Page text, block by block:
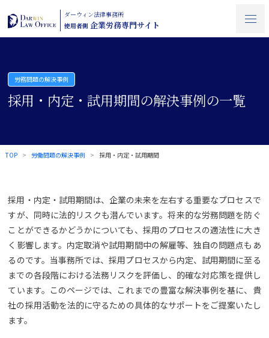
ダーウィン法律事務所
使用者側 企業労務専門サイト
労務問題の解決事例
採用・内定・試用期間の解決事例の一覧
TOP 労働問題の解決事例 採用・内定・試用期間
採用・内定・試用期間は、企業の未来を左右する重要なプロセスで
すが、同時に法的リスクも潜んでいます。将来的な労務問題を防ぐ
ことができるかどうかについても、採用のプロセスの適法性に大き
く影響します。内定取消や試用期間中の解雇等、独自の問題点もあ
るのです。当事務所では、採用プロセスから内定、試用期間に至る
までの各段階における法務リスクを評価し、的確な対応策を提供し
ています。このページでは、これまでの豊富な解決事例を基に、貴
社の採用活動を法的に守るための具体的なサポートをご提案いたし
ます。